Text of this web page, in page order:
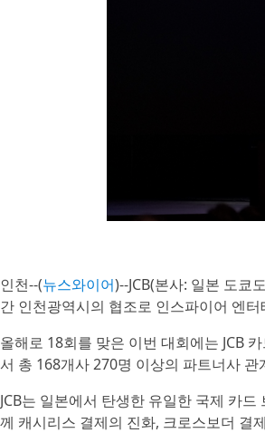
인천--(뉴스와이어)--JCB(본사: 일본 도쿄
간 인천광역시의 협조로 인스파이어 엔
올해로 18회를 맞은 이번 대회에는 JCB
서 총 168개사 270명 이상의 파트너사 관
JCB는 일본에서 탄생한 유일한 국제 카
께 캐시리스 결제의 진화, 크로스보더 결